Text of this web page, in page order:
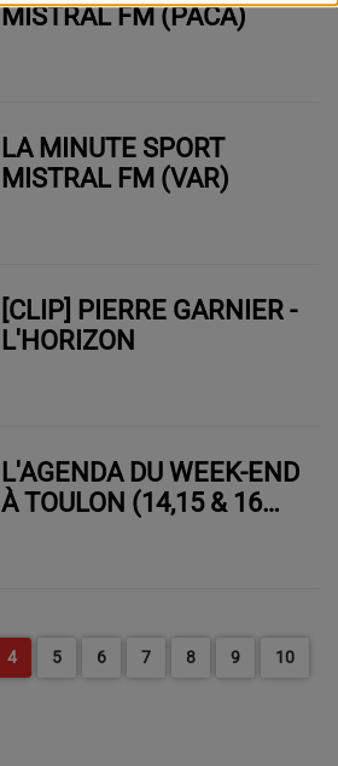
MISTRAL FM (PACA)
LA MINUTE SPORT
MISTRAL FM (VAR)
[CLIP] PIERRE GARNIER -
L'HORIZON
L'AGENDA DU WEEK-END
À TOULON (14,15 & 16
4 5 6 7 8 9 10